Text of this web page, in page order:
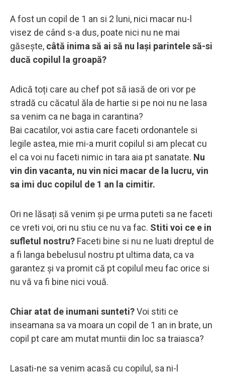
A fost un copil de 1 an si 2 luni, nici macar nu-l
visez de când s-a dus, poate nici nu ne mai
găsește, câtă inima să ai să nu lași parintele să-si
ducă copilul la groapă?
Adică toți care au chef pot să iasă de ori vor pe
stradă cu căcatul ăla de hartie si pe noi nu ne lasa
sa venim ca ne baga in carantina?
Bai cacatilor, voi astia care faceti ordonantele si
legile astea, mie mi-a murit copilul si am plecat cu
el ca voi nu faceti nimic in tara aia pt sanatate. Nu
vin din vacanta, nu vin nici macar de la lucru, vin
sa imi duc copilul de 1 an la cimitir.
Ori ne lăsați să venim și pe urma puteti sa ne faceti
ce vreti voi, ori nu stiu ce nu va fac. Stiti voi ce e in
sufletul nostru? Faceti bine si nu ne luati dreptul de
a fi langa bebelusul nostru pt ultima data, ca va
garantez și va promit că pt copilul meu fac orice si
nu vă va fi bine nici vouă.
Chiar atat de inumani sunteti?Voi stiti ce
inseamana sa va moara un copil de 1 an in brate, un
copil pt care am mutat muntii din loc sa traiasca?
Lasati-ne sa venim acasă cu copilul, sa ni-l